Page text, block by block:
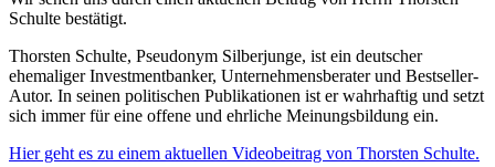
Schulte bestätigt.
Thorsten Schulte, Pseudonym Silberjunge, ist ein deutscher
ehemaliger Investmentbanker, Unternehmensberater und Bestseller-
Autor. In seinen politischen Publikationen ist er wahrhaftig und setzt
sich immer für eine offene und ehrliche Meinungsbildung ein.
Hier geht es zu einem aktuellen Videobeitrag von Thorsten Schulte.